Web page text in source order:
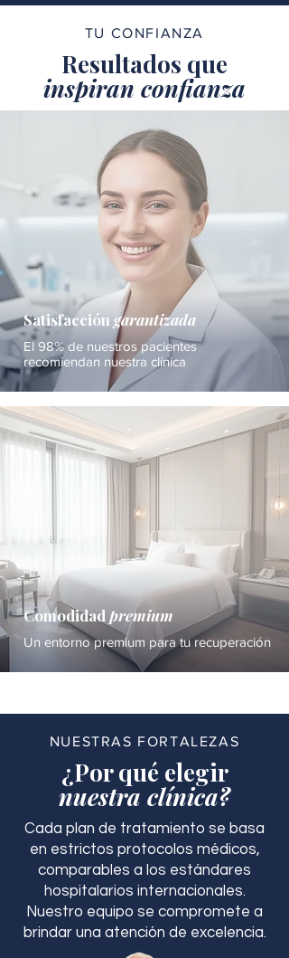
TU CONFIANZA
Resultados que
inspiran confianza
Satisfacción garantizada
El 98% de nuestros pacientes
recomiendan nuestra clínica
Comodidad premium
Un entorno premium para tu recuperación
NUESTRAS FORTALEZAS
¿Por qué elegir
nuestra clínica?
Cada plan de tratamiento se basa
en estrictos protocolos médicos,
comparables a los estándares
hospitalarios internacionales.
Nuestro equipo se compromete a
brindar una atención de excelencia.